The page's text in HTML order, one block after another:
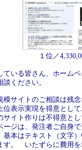
１位／
いる皆さん、ホーム
ください。
サイトのご相談は残
表示実現を得意として
イト作りは不得意とし
ジは、発注者ご自身で
本はテキスト（文字）
。 いたずらに費用を